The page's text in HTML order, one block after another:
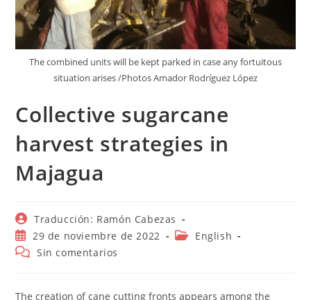
The combined units will be kept parked in case any fortuitous
situation arises /Photos Amador Rodríguez López
Collective sugarcane
harvest strategies in
Majagua
Autor
de
la
entrada:
Traducción: Ramón Cabezas
Publicación
de
la
29 de noviembre de 2022
Categoría
English
Comentarios
entrada:
Sin comentarios
The creation of cane cutting fronts appears among the